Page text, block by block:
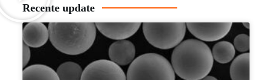
Recente update